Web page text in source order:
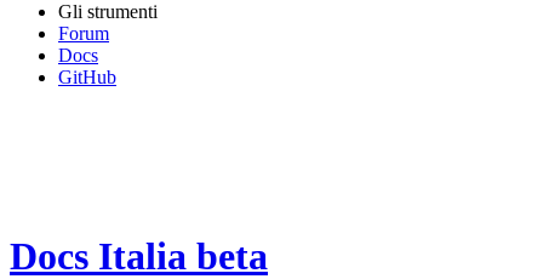
Gli strumenti
Forum
Docs
GitHub
Docs Italia beta